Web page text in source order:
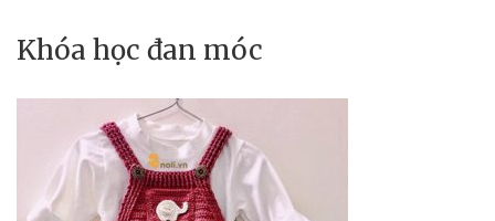
Khóa học đan móc